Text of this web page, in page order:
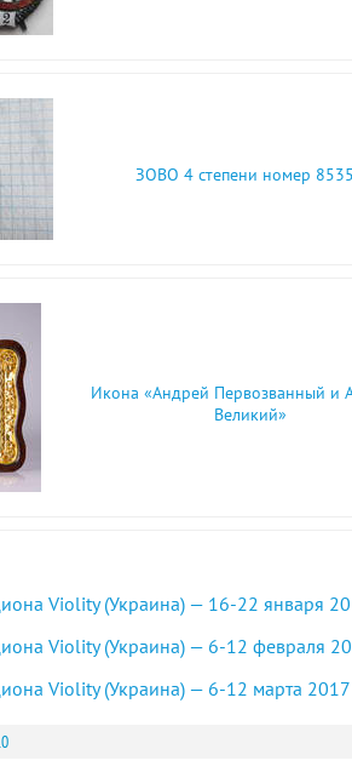
ЗОВО 4 степени номер
Икона «Андрей Первозванный и
Великий»
Violity (Украина) — 16-22 января
Violity (Украина) — 6-12 февраля
Violity (Украина) — 6-12 марта